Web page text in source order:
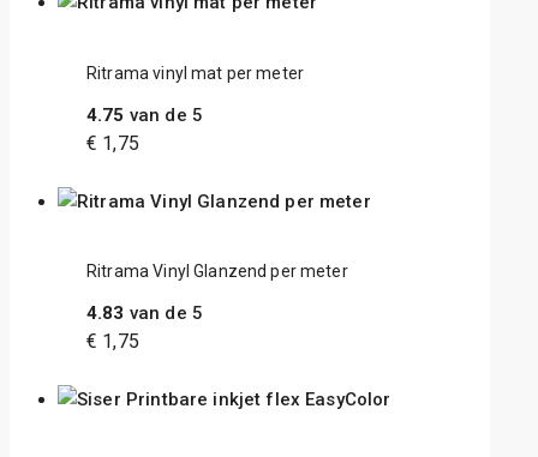
Ritrama vinyl mat per meter
4.75 van de 5
€ 1,75
Ritrama Vinyl Glanzend per meter
4.83 van de 5
€ 1,75